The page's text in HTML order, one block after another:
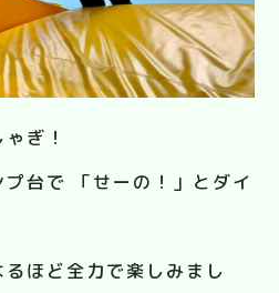
ぎ！
台で 「せーの！」とダイ
ほど全力で楽しみまし